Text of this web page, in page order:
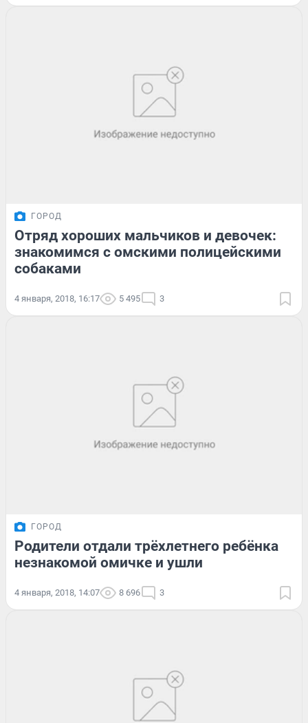
ГОРОД
Отряд хороших мальчиков и девочек:
знакомимся с омскими полицейскими
собаками
4 января, 2018, 16:17 5 495 3
ГОРОД
Родители отдали трёхлетнего ребёнка
незнакомой омичке и ушли
4 января, 2018, 14:07 8 696 3